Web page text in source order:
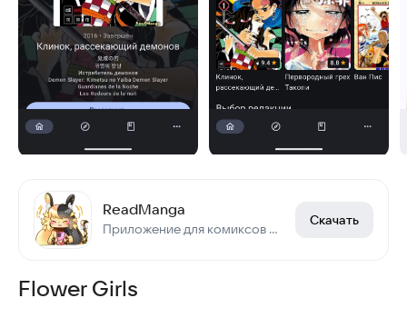
ReadManga
Приложение для комиксов и не только
Скачать
Flower Girls